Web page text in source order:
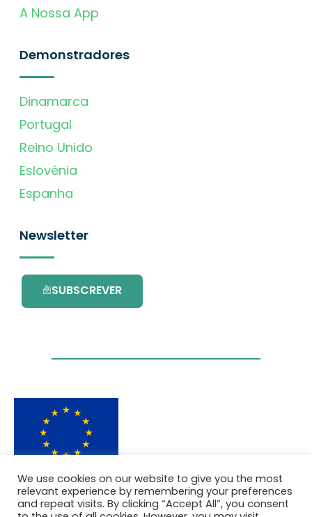
A Nossa App
Demonstradores
Dinamarca
Portugal
Reino Unido
Eslovénia
Espanha
Newsletter
SUBSCREVER
Este projecto é financiado pelo Programa de
Investigação e Inovação da União Europeia
Horizonte 2020 com o contrato Nº. 101036418.
We use cookies on our website to give you the most
relevant experience by remembering your preferences
and repeat visits. By clicking “Accept All”, you consent